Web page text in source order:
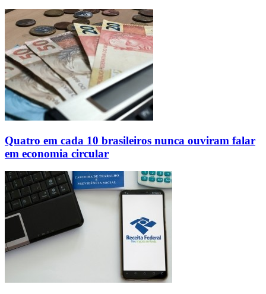
Quatro em cada 10 brasileiros nunca ouviram falar
em economia circular